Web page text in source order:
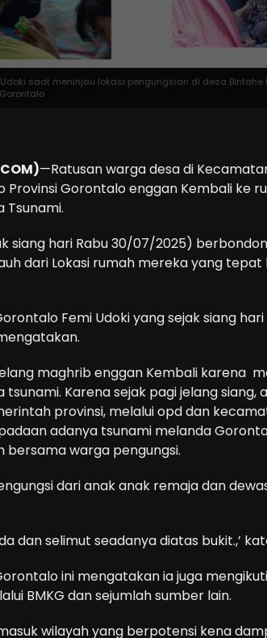
Udoki saat meninjau lokasi pengungsian di desa
—Ratusan warga desa di
Provinsi Gorontalo enggan Kembali ke
Tsunami.
siang hari Rabu 30/07/2025)
dari Lokasi rumah mereka yang tepat
Femi Udoki yang sejak siang
maghrib enggan Kembali karena
Karena sejak pagi jelang siang,
provinsi, melalui opd dan
adanya tsunami melanda
bersama warga pengungsi.
dari anak anak remaja dan
dan selimut seadanya diatas bukit.,’
ini mengatakan ia juga
BMKG dan sejumlah sumber lain.
wilayah yang berpotensi kena